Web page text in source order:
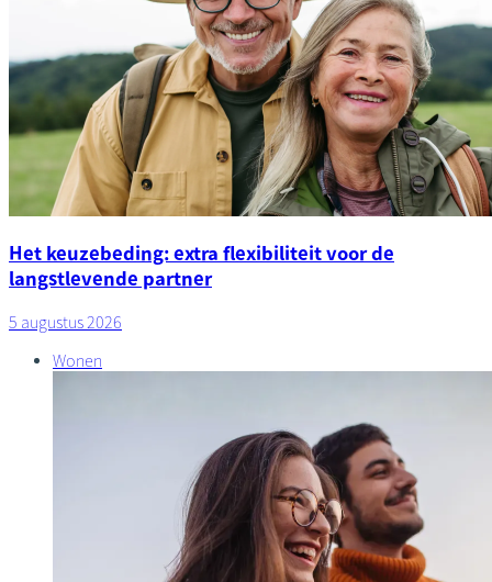
Het keuzebeding: extra flexibiliteit voor de
langstlevende partner
5 augustus 2026
Wonen